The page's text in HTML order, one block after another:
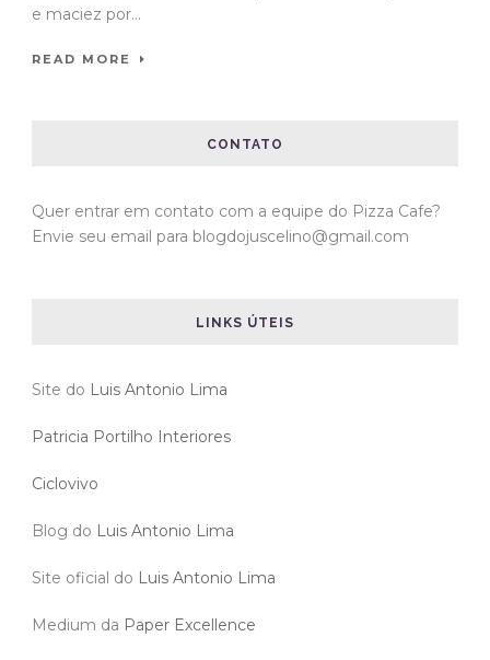
e maciez por...
READ MORE
CONTATO
Quer entrar em contato com a equipe do Pizza Cafe?
Envie seu email para blogdojuscelino@gmail.com
LINKS ÚTEIS
Site do Luis Antonio Lima
Patricia Portilho Interiores
Ciclovivo
Blog do Luis Antonio Lima
Site oficial do Luis Antonio Lima
Medium da Paper Excellence